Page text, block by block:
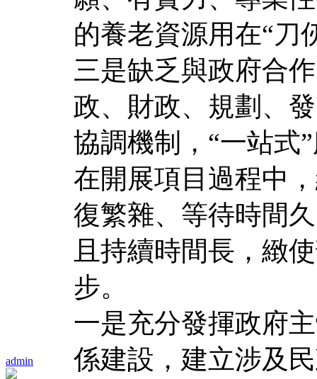
admin
的養老資源用在“刀
三是缺乏與政府合
政、財政、規劃、
協調機制，“一站式
在開展項目過程中
復繁雜、等待時間
且持續時間長，緻
步。
一是充分發揮政府
係建設，建立涉及